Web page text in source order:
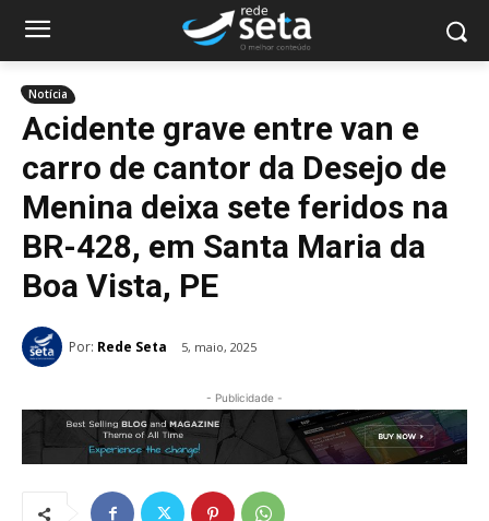
Notícia
Acidente grave entre van e
carro de cantor da Desejo de
Menina deixa sete feridos na
BR-428, em Santa Maria da
Boa Vista, PE
Por: Rede Seta 5, maio, 2025
- Publicidade -